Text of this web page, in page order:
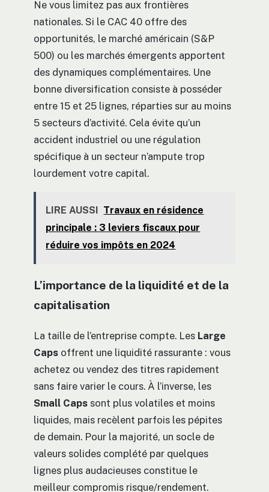
Ne vous limitez pas aux frontières
nationales. Si le CAC 40 offre des
opportunités, le marché américain (S&P
500) ou les marchés émergents apportent
des dynamiques complémentaires. Une
bonne diversification consiste à posséder
entre 15 et 25 lignes, réparties sur au moins
5 secteurs d’activité. Cela évite qu’un
accident industriel ou une régulation
spécifique à un secteur n’ampute trop
lourdement votre capital.
LIRE AUSSI Travaux en résidence
principale : 3 leviers fiscaux pour
réduire vos impôts en 2024
L’importance de la liquidité et de la
capitalisation
La taille de l’entreprise compte. Les Large
Caps offrent une liquidité rassurante : vous
achetez ou vendez des titres rapidement
sans faire varier le cours. À l’inverse, les
Small Caps sont plus volatiles et moins
liquides, mais recèlent parfois les pépites
de demain. Pour la majorité, un socle de
valeurs solides complété par quelques
lignes plus audacieuses constitue le
meilleur compromis risque/rendement.